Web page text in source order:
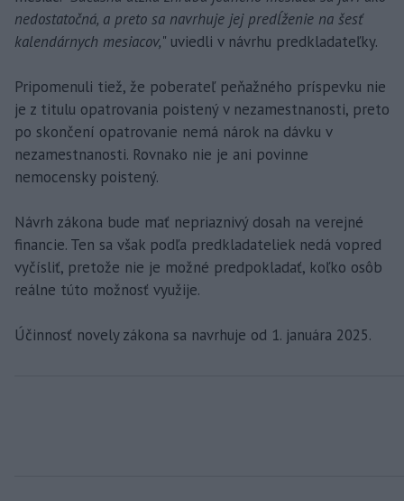
nedostatočná, a preto sa navrhuje jej predĺženie na šesť
kalendárnych mesiacov," uviedli v návrhu predkladateľky.
Pripomenuli tiež, že poberateľ peňažného príspevku nie
je z titulu opatrovania poistený v nezamestnanosti, preto
po skončení opatrovanie nemá nárok na dávku v
nezamestnanosti. Rovnako nie je ani povinne
nemocensky poistený.
Návrh zákona bude mať nepriaznivý dosah na verejné
financie. Ten sa však podľa predkladateliek nedá vopred
vyčísliť, pretože nie je možné predpokladať, koľko osôb
reálne túto možnosť využije.
Účinnosť novely zákona sa navrhuje od 1. januára 2025.